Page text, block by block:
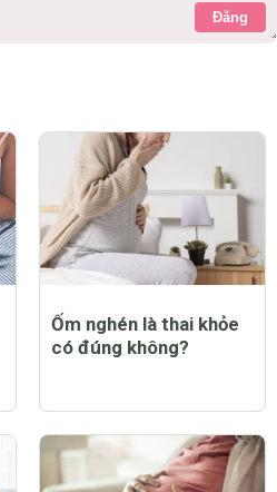
Đăng
Ốm nghén là thai khỏe
có đúng không?